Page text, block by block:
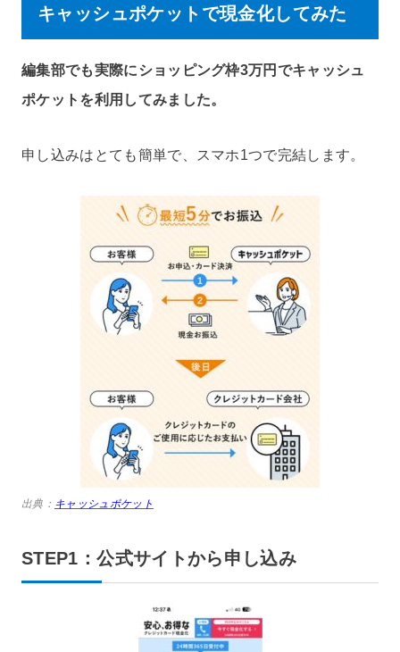
キャッシュポケットで現金化してみた
編集部でも実際にショッピング枠3万円でキャッシュ
ポケットを利用してみました。
申し込みはとても簡単で、スマホ1つで完結します。
出典： キャッシュポケット
STEP1：公式サイトから申し込み